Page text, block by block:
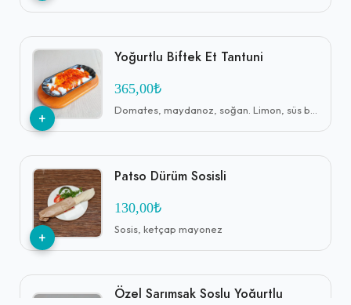
+
Yoğurtlu Biftek Et Tantuni
365,00₺
Domates, maydanoz, soğan. Limon, süs biber ile
+
Patso Dürüm Sosisli
130,00₺
Sosis, ketçap mayonez
Özel Sarımsak Soslu Yoğurtlu